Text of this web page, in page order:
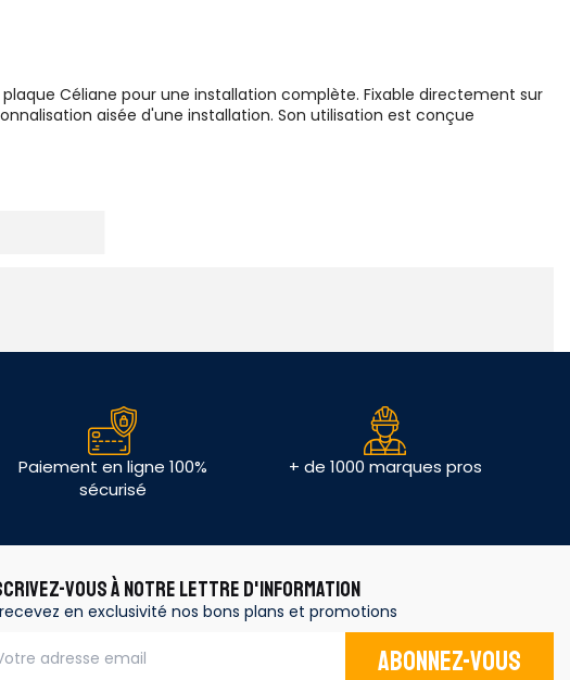
Céliane pour une installation complète. Fixable directement sur
aisée d'une installation. Son utilisation est conçue
Paiement en ligne 100%
sécurisé
+ de 1000 marques pros
VOUS À NOTRE LETTRE D'INFORMATION
en exclusivité nos bons plans et promotions
Abonnez-vous